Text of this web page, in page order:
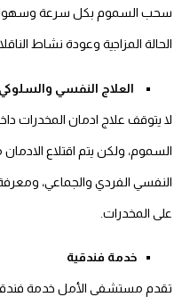
سحب السموم بكل سرعة
الحالة المزاجية وعودة نشاط
العلاج النفسي والسلوكي
لا يتوقف علاج ادمان
السموم، ولكن يتم اقتلاع
النفسي الفردي والجماعي،
على المخدرات.
خدمة فندقية
تقدم مستشفى الأمل خدمة